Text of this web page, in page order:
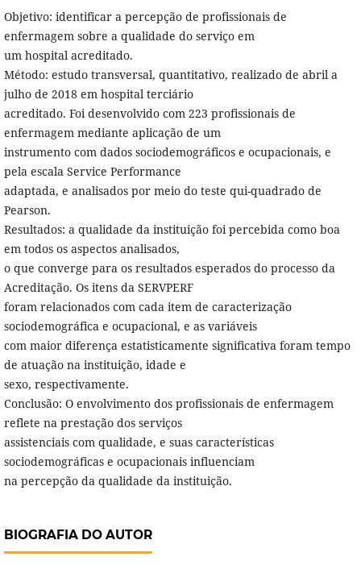
Objetivo: identificar a percepção de profissionais de
enfermagem sobre a qualidade do serviço em
um hospital acreditado.
Método: estudo transversal, quantitativo, realizado de abril a
julho de 2018 em hospital terciário
acreditado. Foi desenvolvido com 223 profissionais de
enfermagem mediante aplicação de um
instrumento com dados sociodemográficos e ocupacionais, e
pela escala Service Performance
adaptada, e analisados por meio do teste qui-quadrado de
Pearson.
Resultados: a qualidade da instituição foi percebida como boa
em todos os aspectos analisados,
o que converge para os resultados esperados do processo da
Acreditação. Os itens da SERVPERF
foram relacionados com cada item de caracterização
sociodemográfica e ocupacional, e as variáveis
com maior diferença estatisticamente significativa foram tempo
de atuação na instituição, idade e
sexo, respectivamente.
Conclusão: O envolvimento dos profissionais de enfermagem
reflete na prestação dos serviços
assistenciais com qualidade, e suas características
sociodemográficas e ocupacionais influenciam
na percepção da qualidade da instituição.
BIOGRAFIA DO AUTOR